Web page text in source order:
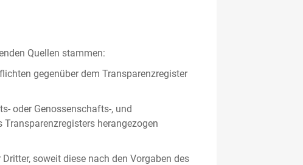
Quellen stammen:
gegenüber dem Transparenzregister
oder Genossenschafts-, und
herangezogen
soweit diese nach den Vorgaben des